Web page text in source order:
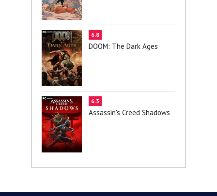
6.8
DOOM: The Dark Ages
6.3
Assassin's Creed Shadows